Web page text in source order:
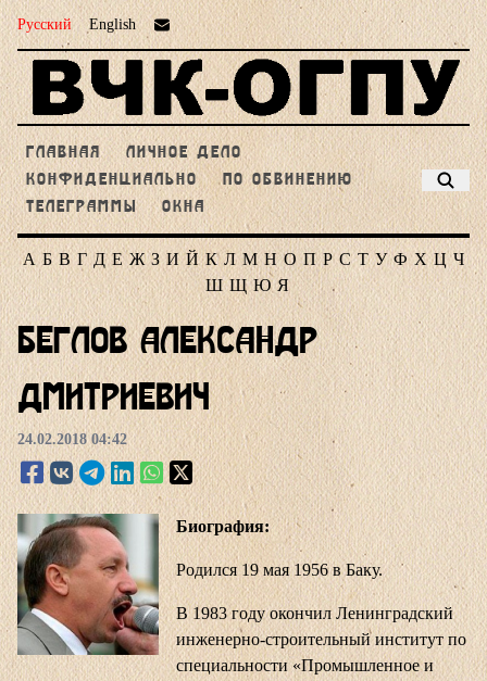
Русский English
ГЛАВНАЯ
ЛИЧНОЕ ДЕЛО
КОНФИДЕНЦИАЛЬНО
ПО ОБВИНЕНИЮ
ТЕЛЕГРАММЫ
ОКНА
А Б В Г Д Е Ж З И Й К Л М Н О П Р С Т У Ф Х Ц Ч
Ш Щ Ю Я
Беглов Александр
Дмитриевич
24.02.2018 04:42
Биография:
Родился 19 мая 1956 в Баку.
В 1983 году окончил Ленинградский
инженерно-строительный институт по
специальности «Промышленное и